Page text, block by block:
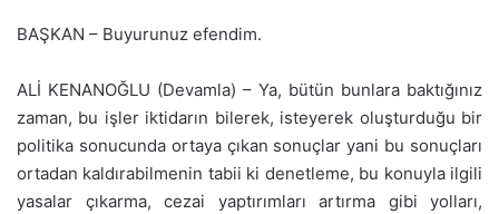
BAŞKAN – Buyurunuz efendim.
ALİ KENANOĞLU (Devamla) – Ya, bütün bunlara baktığınız
zaman, bu işler iktidarın bilerek, isteyerek oluşturduğu bir
politika sonucunda ortaya çıkan sonuçlar yani bu sonuçları
ortadan kaldırabilmenin tabii ki denetleme, bu konuyla ilgili
yasalar çıkarma, cezai yaptırımları artırma gibi yolları,